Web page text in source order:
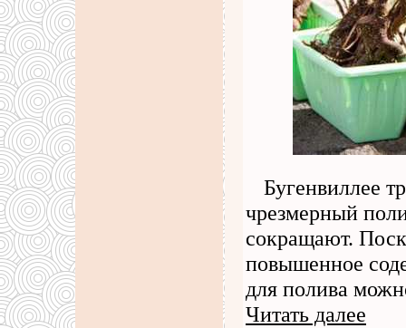
Бугенвиллее
чрезмерный
сокращают.
повышенное
для полива
Читать далее